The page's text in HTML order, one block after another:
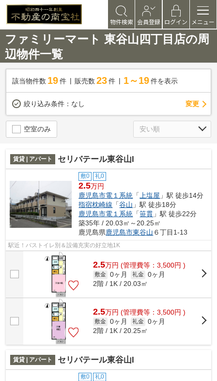
物件検索 会員登録 ログイン メニュー
ファミリーマート 東谷山四丁目店の周
辺物件一覧
該当物件数 19件 販売数 23 件 1～19 件を表示
絞り込み条件： なし 変更
空室のみ
賃貸 | アパート セリバテール東谷山I
敷0 礼0
2.5万円
鹿児島市電１系統 「 上塩屋 」駅 徒歩14分
指宿枕崎線 「谷山 」駅 徒歩18分
鹿児島市電１系統 「笹貫 」駅 徒歩22分
築35年 / 20.03㎡～20.25㎡
鹿児島県鹿児島市東谷山 ６丁目1-13
駅近！バストイレ別＆設備充実の好立地1K
2.5万円 (管理費等：3,500円 )
敷金 0ヶ月 礼金 0ヶ月
2階 / 1K / 20.03㎡
2.5万円 (管理費等：3,500円 )
敷金 0ヶ月 礼金 0ヶ月
2階 / 1K / 20.25㎡
賃貸 | アパート セリバテール東谷山I
敷0 礼0